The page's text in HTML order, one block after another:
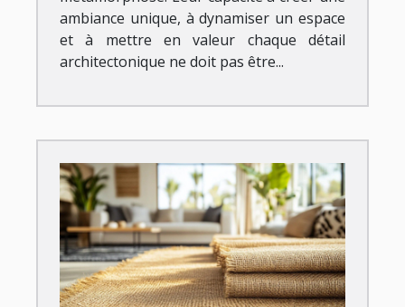
ambiance unique, à dynamiser un espace
et à mettre en valeur chaque détail
architectonique ne doit pas être...